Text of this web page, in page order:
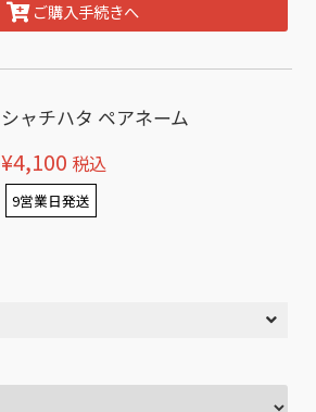
ご購入手続きへ
シャチハタ ペアネーム
¥4,100 税込
9営業日発送